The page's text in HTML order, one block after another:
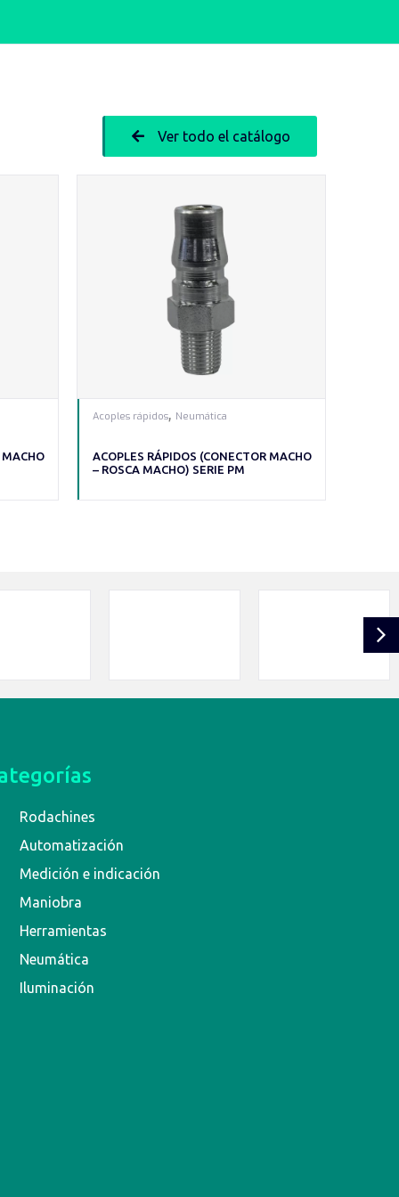
Ver todo el catálogo
MACHO
Acoples rápidos Neumática
ACOPLES RÁPIDOS (CONECTOR MACHO
– ROSCA MACHO) SERIE PM
Rodachines
Automatización
Medición e indicación
Maniobra
Herramientas
Neumática
Iluminación